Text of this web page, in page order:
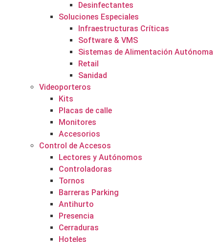
Desinfectantes
Soluciones Especiales
Infraestructuras Críticas
Software & VMS
Sistemas de Alimentación Autónoma
Retail
Sanidad
Videoporteros
Kits
Placas de calle
Monitores
Accesorios
Control de Accesos
Lectores y Autónomos
Controladoras
Tornos
Barreras Parking
Antihurto
Presencia
Cerraduras
Hoteles